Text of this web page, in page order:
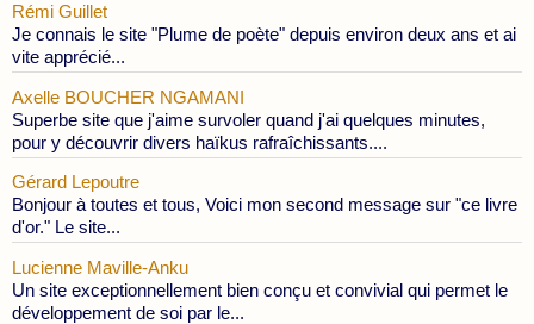
Rémi Guillet
Je connais le site "Plume de poète" depuis environ deux ans et ai
vite apprécié...
Axelle BOUCHER NGAMANI
Superbe site que j'aime survoler quand j'ai quelques minutes,
pour y découvrir divers haïkus rafraîchissants....
Gérard Lepoutre
Bonjour à toutes et tous, Voici mon second message sur "ce livre
d'or." Le site...
Lucienne Maville-Anku
Un site exceptionnellement bien conçu et convivial qui permet le
développement de soi par le...